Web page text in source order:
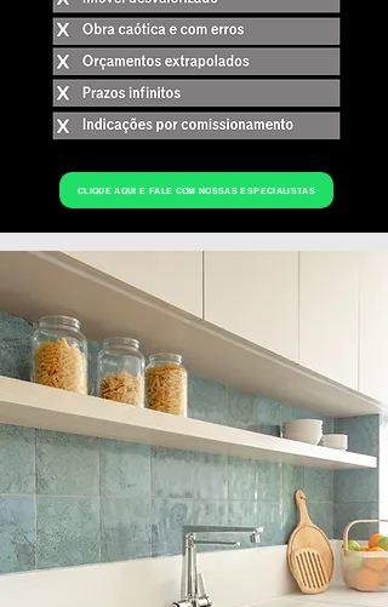
CLIQUE AQUI E FALE COM NOSSAS ESPECIALISTAS